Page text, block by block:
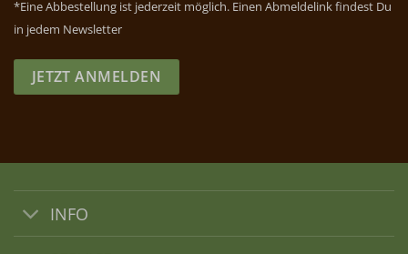
*Eine Abbestellung ist jederzeit möglich. Einen Abmeldelink findest Du
in jedem Newsletter
JETZT ANMELDEN
INFO